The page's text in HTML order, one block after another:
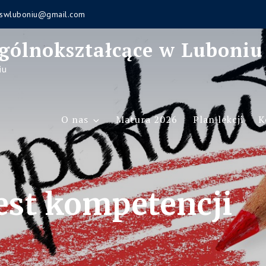
w Luboniu
O nas Matura 2026 Plan lekcji
kompetencji